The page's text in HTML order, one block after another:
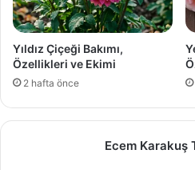
Yıldız Çiçeği Bakımı,
Özellikleri ve Ekimi
2 hafta önce
Ecem Karakuş